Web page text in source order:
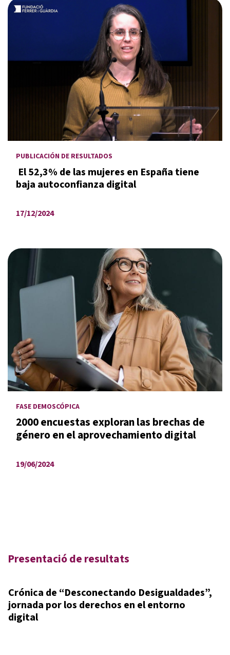
PUBLICACIÓN DE RESULTADOS
El 52,3% de las mujeres en España tiene
baja autoconfianza digital
17/12/2024
FASE DEMOSCÓPICA
2000 encuestas exploran las brechas de
género en el aprovechamiento digital
19/06/2024
Presentació de resultats
Crónica de “Desconectando Desigualdades”,
jornada por los derechos en el entorno
digital